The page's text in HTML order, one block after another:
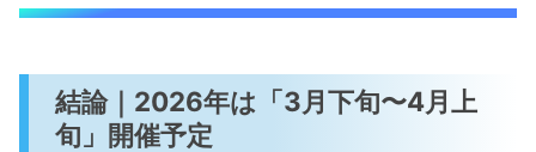
結論｜2026年は「3月下旬〜4月上
旬」開催予定